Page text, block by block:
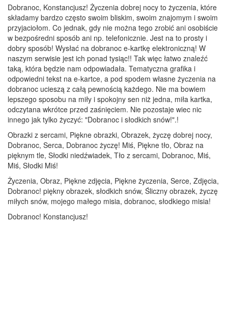
Dobranoc, Konstancjusz! Życzenia dobrej nocy to życzenia, które
składamy bardzo często swoim bliskim, swoim znajomym i swoim
przyjaciołom. Co jednak, gdy nie można tego zrobić ani osobiście
w bezpośredni sposób ani np. telefonicznie. Jest na to prosty i
dobry sposób! Wysłać na dobranoc e-kartkę elektroniczną! W
naszym serwisie jest ich ponad tysiąc!! Tak więc łatwo znaleźć
taką, która będzie nam odpowiadała. Tematyczna grafika i
odpowiedni tekst na e-kartce, a pod spodem własne życzenia na
dobranoc ucieszą z całą pewnością każdego. Nie ma bowiem
lepszego sposobu na miły i spokojny sen niż jedna, miła kartka,
odczytana wkrótce przed zaśnięciem. Nie pozostaje wiec nic
innego jak tylko życzyć: "Dobranoc i słodkich snów!".!
Obrazki z sercami, Piękne obrazki, Obrazek, życzę dobrej nocy,
Dobranoc, Serca, Dobranoc życzę! Miś, Piękne tło, Obraz na
pięknym tle, Słodki niedźwiadek, Tło z sercami, Dobranoc, Miś,
Miś, Słodki Miś!
Życzenia, Obraz, Piękne zdjęcia, Piękne życzenia, Serce, Zdjęcia,
Dobranoc! piękny obrazek, słodkich snów, Śliczny obrazek, życzę
miłych snów, mojego małego misia, dobranoc, słodkiego misia!
Dobranoc! Konstancjusz!